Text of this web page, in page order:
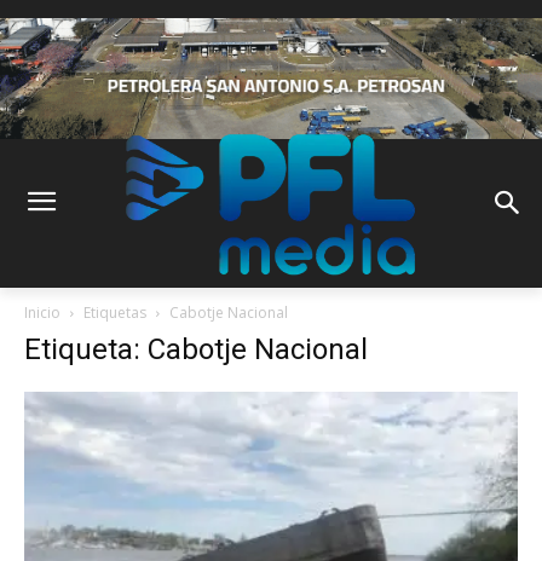
Inicio Etiquetas Cabotje Nacional
Etiqueta: Cabotje Nacional